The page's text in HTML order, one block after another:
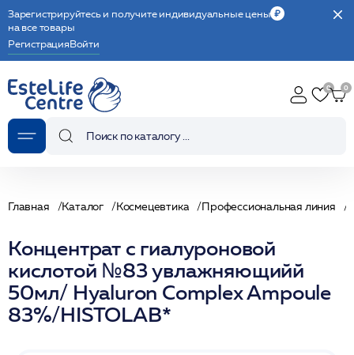
Зарегистрируйтесь и получите индивидуальные цены
на все товары
РегистрацияВойти
Главная Каталог Космецевтика Профессиональная линия
Концентрат с гиалуроновой
кислотой №83 увлажняющийй
50мл/ Hyaluron Complex Ampoule
83%/HISTOLAB*